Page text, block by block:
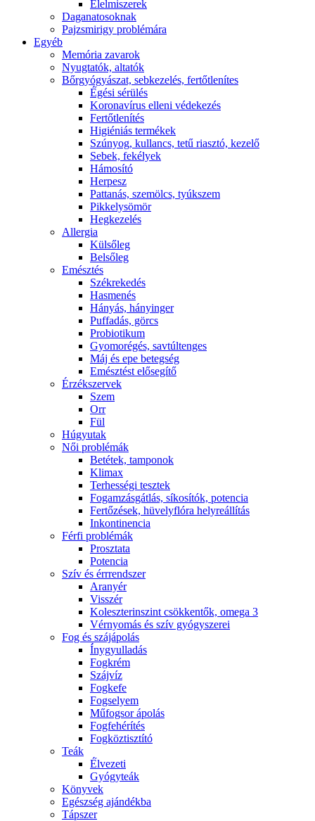
É́lelmiszerek
Daganatosoknak
Pajzsmirigy problémára
Egyéb
Memória zavarok
Nyugtatók, altatók
Bőrgyógyászat, sebkezelés, fertőtlenítes
É́gési sérülés
Koronavírus elleni védekezés
Fertőtlenítés
Higiéniás termékek
Szúnyog, kullancs, tetű riasztó, kezelő
Sebek, fekélyek
Hámosító
Herpesz
Pattanás, szemölcs, tyúkszem
Pikkelysömör
Hegkezelés
Allergia
Külsőleg
Belsőleg
Emésztés
Székrekedés
Hasmenés
Hányás, hányinger
Puffadás, görcs
Probiotikum
Gyomorégés, savtúltenges
Máj és epe betegség
Emésztést elősegítő
Érzékszervek
Szem
Orr
Fül
Húgyutak
Női problémák
Betétek, tamponok
Klimax
Terhességi tesztek
Fogamzásgátlás, síkosítók, potencia
Fertőzések, hüvelyflóra helyreállítás
Inkontinencia
Férfi problémák
Prosztata
Potencia
Szív és érrrendszer
Aranyér
Visszér
Koleszterinszint csökkentők, omega 3
Vérnyomás és szív gyógyszerei
Fog és szájápolás
Í́nygyulladás
Fogkrém
Szájvíz
Fogkefe
Fogselyem
Műfogsor ápolás
Fogfehérítés
Fogköztisztító
Teák
É́lvezeti
Gyógyteák
Könyvek
Egészség ajándékba
Tápszer